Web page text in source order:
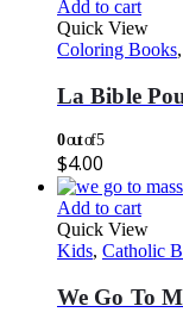
Add to cart
Quick View
Coloring Books,
La Bible
0out of 5
$4.00
Add to cart
Quick View
Kids, Catholic
We Go To